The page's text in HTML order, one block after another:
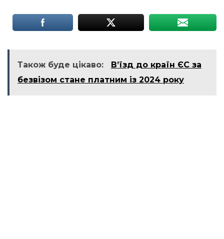
Також буде цікаво:
В’їзд до країн ЄС за
безвізом стане платним із 2024 року